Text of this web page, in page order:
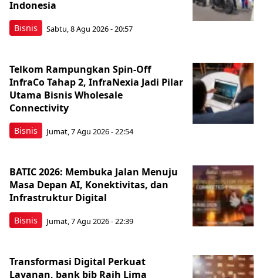
Bisnis
Indonesia
Sabtu, 8 Agu 2026 - 20:57
Bisnis
Telkom Rampungkan Spin-Off
InfraCo Tahap 2, InfraNexia Jadi Pilar
Utama Bisnis Wholesale
Connectivity
Jumat, 7 Agu 2026 - 22:54
Bisnis
BATIC 2026: Membuka Jalan Menuju
Masa Depan AI, Konektivitas, dan
Infrastruktur Digital
Jumat, 7 Agu 2026 - 22:39
Transformasi Digital Perkuat
Layanan, bank bjb Raih Lima